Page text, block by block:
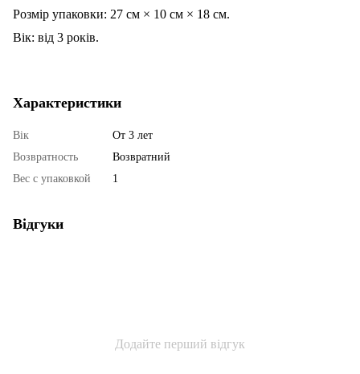
Розмір упаковки: 27 см × 10 см × 18 см.
Вік: від 3 років.
Характеристики
Вік
От 3 лет
Возвратность
Возвратний
Вес с упаковкой
1
Відгуки
Додайте перший відгук